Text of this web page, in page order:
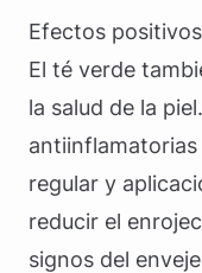
Efectos
El té verde
la salud de la
regular y
reducir el
signos del